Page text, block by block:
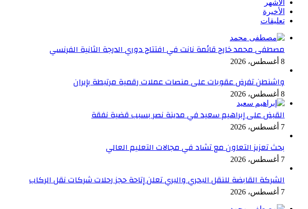
الأشهر
الأخيرة
تعليقات
مصطفى محمد خارج قائمة نانت في افتتاح دوري الدرجة الثانية الفرنسي
8 أغسطس، 2026
واشنطن تفرض عقوبات على منصات عملات رقمية مرتبطة بإيران
8 أغسطس، 2026
القبض على إبراهيم سعيد في مدينة نصر بسبب قضية نفقة
7 أغسطس، 2026
بحث تعزيز التعاون مع تشاد في مجالات التعليم العالي
7 أغسطس، 2026
الشركة القابضة للنقل البحري والبري تعلن إتاحة حجز رحلات شركات نقل الركاب
7 أغسطس، 2026